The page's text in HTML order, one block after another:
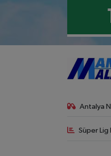
1
Antalya
Süper Lig